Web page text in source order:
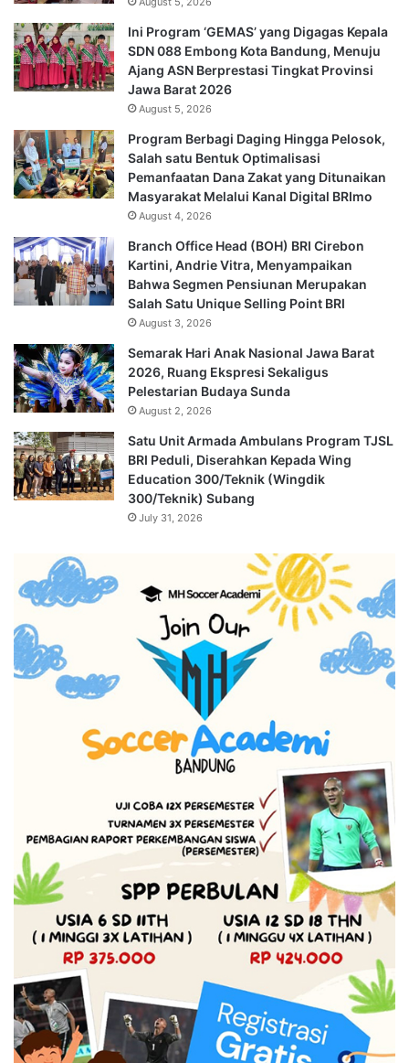
Ini Program ‘GEMAS’ yang Digagas Kepala
SDN 088 Embong Kota Bandung, Menuju
Ajang ASN Berprestasi Tingkat Provinsi
Jawa Barat 2026
August 5, 2026
Program Berbagi Daging Hingga Pelosok,
Salah satu Bentuk Optimalisasi
Pemanfaatan Dana Zakat yang Ditunaikan
Masyarakat Melalui Kanal Digital BRImo
August 4, 2026
Branch Office Head (BOH) BRI Cirebon
Kartini, Andrie Vitra, Menyampaikan
Bahwa Segmen Pensiunan Merupakan
Salah Satu Unique Selling Point BRI
August 3, 2026
Semarak Hari Anak Nasional Jawa Barat
2026, Ruang Ekspresi Sekaligus
Pelestarian Budaya Sunda
August 2, 2026
Satu Unit Armada Ambulans Program TJSL
BRI Peduli, Diserahkan Kepada Wing
Education 300/Teknik (Wingdik
300/Teknik) Subang
July 31, 2026